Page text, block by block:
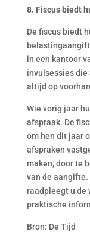
8. Fiscus biedt
De fiscus biedt
in een kantoor
invulsessies die
altijd op
Wie vorig jaar
afspraak. De
om hen dit jaar
afspraken
maken, door te
van de aangifte.
raadpleegt u de
praktische
Bron: De Tijd